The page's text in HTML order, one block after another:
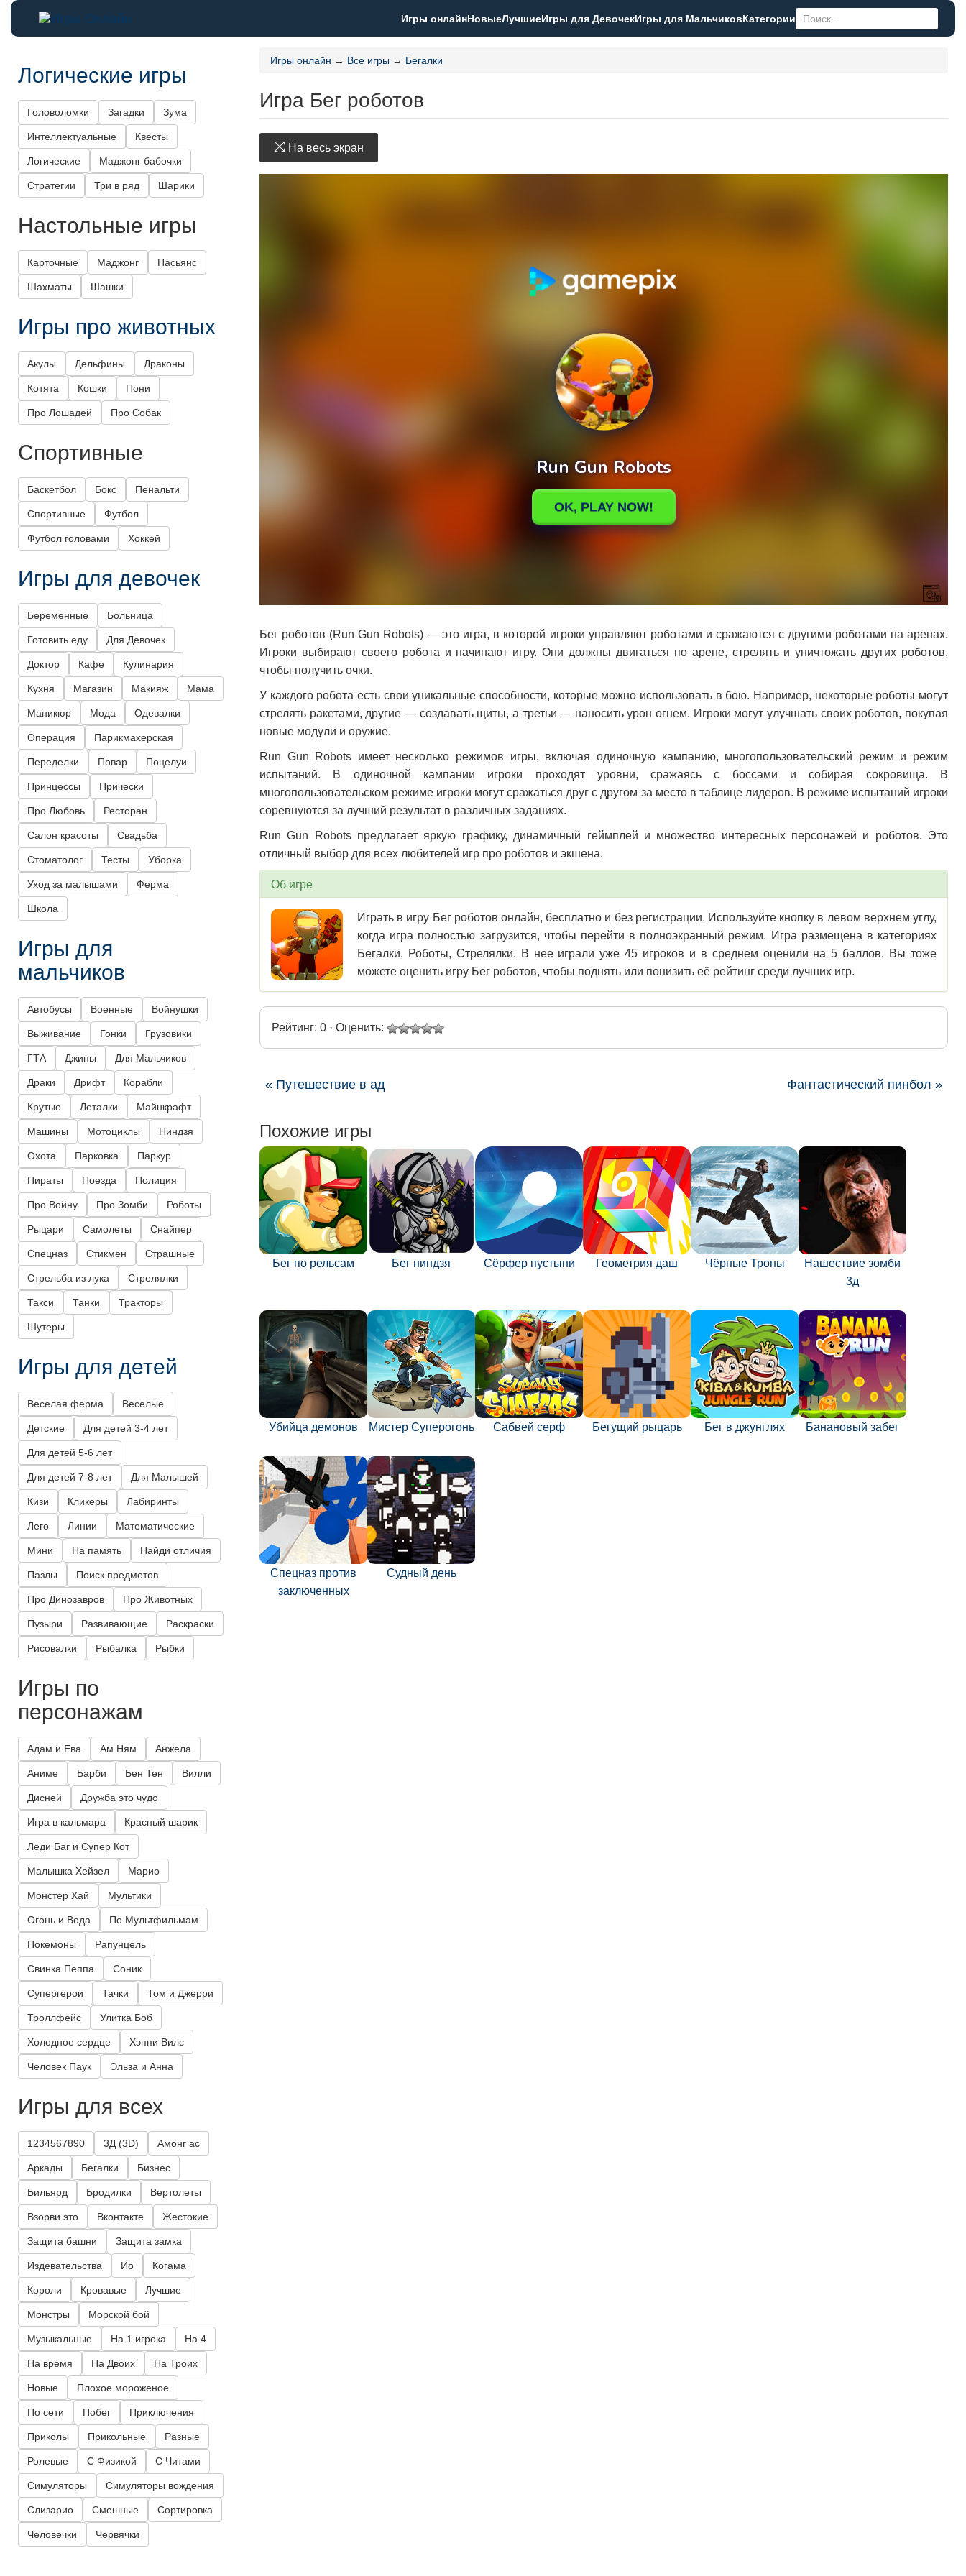
Игры онлайнНовыеЛучшиеИгры для ДевочекИгры для МальчиковКатегории
Игры онлайн → Все игры → Бегалки
Игра Бег роботов
На весь экран
Бег роботов (Run Gun Robots) — это игра, в которой игроки управляют роботами и сражаются с другими роботами на аренах.
Игроки выбирают своего робота и начинают игру. Они должны двигаться по арене, стрелять и уничтожать других роботов,
чтобы получить очки.
У каждого робота есть свои уникальные способности, которые можно использовать в бою. Например, некоторые роботы могут
стрелять ракетами, другие — создавать щиты, а третьи — наносить урон огнем. Игроки могут улучшать своих роботов, покупая
новые модули и оружие.
Run Gun Robots имеет несколько режимов игры, включая одиночную кампанию, многопользовательский режим и режим
испытаний. В одиночной кампании игроки проходят уровни, сражаясь с боссами и собирая сокровища. В
многопользовательском режиме игроки могут сражаться друг с другом за место в таблице лидеров. В режиме испытаний игроки
соревнуются за лучший результат в различных заданиях.
Run Gun Robots предлагает яркую графику, динамичный геймплей и множество интересных персонажей и роботов. Это
отличный выбор для всех любителей игр про роботов и экшена.
Об игре
Играть в игру Бег роботов онлайн, бесплатно и без регистрации. Используйте кнопку в левом верхнем углу,
когда игра полностью загрузится, чтобы перейти в полноэкранный режим. Игра размещена в категориях
Бегалки, Роботы, Стрелялки. В нее играли уже 45 игроков и в среднем оценили на 5 баллов. Вы тоже
можете оценить игру Бег роботов, чтобы поднять или понизить её рейтинг среди лучших игр.
Рейтинг: 0 · Оценить:
« Путешествие в ад Фантастический пинбол »
Похожие игры
Бег по рельсам Бег ниндзя Сёрфер пустыни Геометрия даш Чёрные Троны
Нашествие зомби
3д
Убийца демонов Мистер Суперогонь Сабвей серф Бегущий рыцарь Бег в джунглях Банановый забег
Спецназ против
заключенных
Судный день
Логические игры
Головоломки Загадки Зума
Интеллектуальные Квесты
Логические Маджонг бабочки
Стратегии Три в ряд Шарики
Настольные игры
Карточные Маджонг Пасьянс
Шахматы Шашки
Игры про животных
Акулы Дельфины Драконы
Котята Кошки Пони
Про Лошадей Про Собак
Спортивные
Баскетбол Бокс Пенальти
Спортивные Футбол
Футбол головами Хоккей
Игры для девочек
Беременные Больница
Готовить еду Для Девочек
Доктор Кафе Кулинария
Кухня Магазин Макияж Мама
Маникюр Мода Одевалки
Операция Парикмахерская
Переделки Повар Поцелуи
Принцессы Прически
Про Любовь Ресторан
Салон красоты Свадьба
Стоматолог Тесты Уборка
Уход за малышами Ферма
Школа
Игры для
мальчиков
Автобусы Военные Войнушки
Выживание Гонки Грузовики
ГТА Джипы Для Мальчиков
Драки Дрифт Корабли
Крутые Леталки Майнкрафт
Машины Мотоциклы Ниндзя
Охота Парковка Паркур
Пираты Поезда Полиция
Про Войну Про Зомби Роботы
Рыцари Самолеты Снайпер
Спецназ Стикмен Страшные
Стрельба из лука Стрелялки
Такси Танки Тракторы
Шутеры
Игры для детей
Веселая ферма Веселые
Детские Для детей 3-4 лет
Для детей 5-6 лет
Для детей 7-8 лет Для Малышей
Кизи Кликеры Лабиринты
Лего Линии Математические
Мини На память Найди отличия
Пазлы Поиск предметов
Про Динозавров Про Животных
Пузыри Развивающие Раскраски
Рисовалки Рыбалка Рыбки
Игры по
персонажам
Адам и Ева Ам Ням Анжела
Аниме Барби Бен Тен Вилли
Дисней Дружба это чудо
Игра в кальмара Красный шарик
Леди Баг и Супер Кот
Малышка Хейзел Марио
Монстер Хай Мультики
Огонь и Вода По Мультфильмам
Покемоны Рапунцель
Свинка Пеппа Соник
Супергерои Тачки Том и Джерри
Троллфейс Улитка Боб
Холодное сердце Хэппи Вилс
Человек Паук Эльза и Анна
Игры для всех
1234567890 3Д (3D) Амонг ас
Аркады Бегалки Бизнес
Бильярд Бродилки Вертолеты
Взорви это Вконтакте Жестокие
Защита башни Защита замка
Издевательства Ио Когама
Короли Кровавые Лучшие
Монстры Морской бой
Музыкальные На 1 игрока На 4
На время На Двоих На Троих
Новые Плохое мороженое
По сети Побег Приключения
Приколы Прикольные Разные
Ролевые С Физикой С Читами
Симуляторы Симуляторы вождения
Слизарио Смешные Сортировка
Человечки Червячки